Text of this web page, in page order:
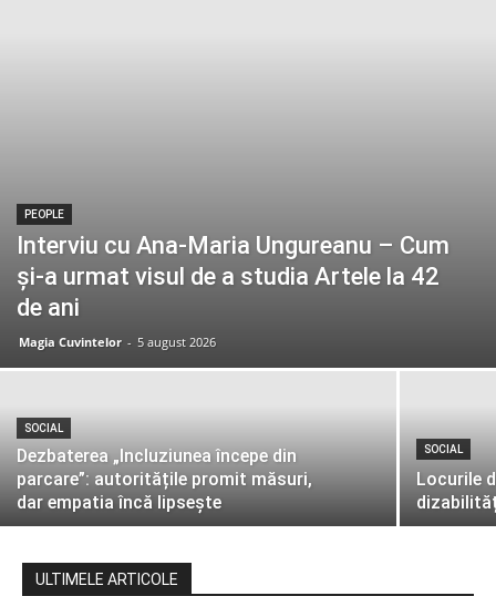
PEOPLE
Interviu cu Ana-Maria Ungureanu – Cum
și-a urmat visul de a studia Artele la 42
de ani
Magia Cuvintelor - 5 august 2026
SOCIAL
Dezbaterea „Incluziunea începe din
parcare”: autoritățile promit măsuri,
dar empatia încă lipsește
SOCIAL
Locurile
ULTIMELE ARTICOLE